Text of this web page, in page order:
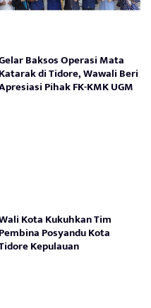
Baksos Operasi Mata
Katarak di Tidore, Wawali Beri
Pihak FK-KMK UGM
Kota Kukuhkan Tim
Pembina Posyandu Kota
Kepulauan